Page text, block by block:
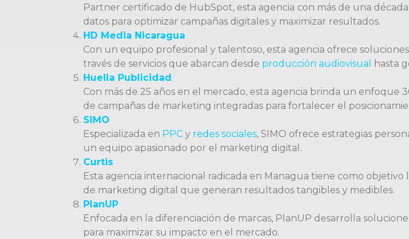
Partner certificado de HubSpot, esta agencia con más de una
datos para optimizar campañas digitales y maximizar resultados.
HD Media Nicaragua
Con un equipo profesional y talentoso, esta agencia ofrece
través de servicios que abarcan desde producción audiovisual
hasta
Huella Publicidad
Con más de 25 años en el mercado, esta agencia brinda un
de campañas de marketing integradas para fortalecer el
SIMO
Especializada en PPC y redes sociales, SIMO ofrece estrategias
un equipo apasionado por el marketing digital.
Curtis
Esta agencia internacional radicada en Managua tiene como
de marketing digital que generan resultados tangibles y medibles.
PlanUP
Enfocada en la diferenciación de marcas, PlanUP desarrolla
para maximizar su impacto en el mercado.